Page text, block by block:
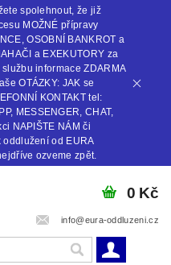
spolehnout, že již
MOŽNÉ přípravy
OSOBNÍ BANKROT a
a EXEKUTORY za
informace ZDARMA
OTÁZKY: JAK se
KONTAKT tel:
MESSENGER, CHAT,
NAPIŠTE NÁM či
oddlužení od EURA
ozveme zpět.
info@eura-oddluzeni.cz
0 Kč